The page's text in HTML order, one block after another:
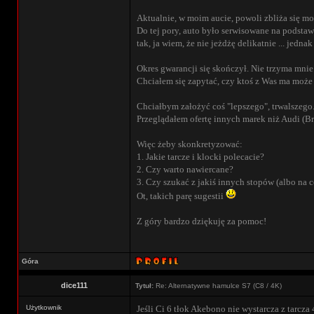
Aktualnie, w moim aucie, powoli zbliża się
Do tej pory, auto było serwisowane na
tak, ja wiem, że nie jeżdżę delikatnie ...
Okres gwarancji się skończył. Nie trzyma
Chciałem się zapytać, czy ktoś z Was ma
Chciałbym założyć coś "lepszego",
Przeglądałem ofertę innych marek niż Audi
Więc żeby skonkretyzować:
1. Jakie tarcze i klocki polecacie?
2. Czy warto nawiercane?
3. Czy szukać z jakiś innych stopów (albo na
Ot, takich parę sugestii
Z góry bardzo dziękuję za pomoc!
Góra
dice111 Tytuł: Re: Alternatywne hamulce S7 (C8 / 4K)
Użytkownik Jeśli Ci 6 tłok Akebono nie wystarcza z